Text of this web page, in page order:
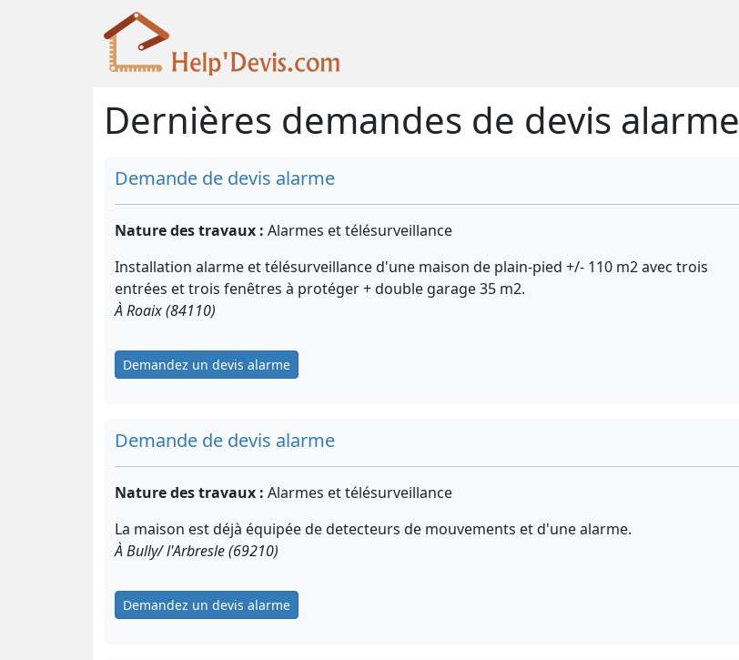
Dernières demandes de devis alarme
Demande de devis alarme
Nature des travaux : Alarmes et télésurveillance
Installation alarme et télésurveillance d'une maison de plain-pied +/- 110 m2 avec trois
entrées et trois fenêtres à protéger + double garage 35 m2.
À Roaix (84110)
Demandez un devis alarme
Demande de devis alarme
Nature des travaux : Alarmes et télésurveillance
La maison est déjà équipée de detecteurs de mouvements et d'une alarme.
À Bully/ l'Arbresle (69210)
Demandez un devis alarme